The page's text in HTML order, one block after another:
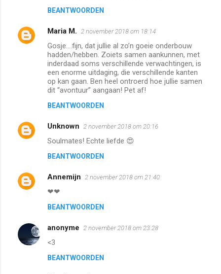
BEANTWOORDEN
Maria M. 2 november 2018 om 18:14
Gosje....fijn, dat jullie al zo’n goeie onderbouw
hadden/hebben. Zoiets samen aankunnen, met
inderdaad soms verschillende verwachtingen, is
een enorme uitdaging, die verschillende kanten
op kan gaan. Ben heel ontroerd hoe jullie samen
dit “avontuur” aangaan! Pet af!
BEANTWOORDEN
Unknown 2 november 2018 om 20:16
Soulmates! Echte liefde 😍
BEANTWOORDEN
Annemijn 2 november 2018 om 21:40
❤❤
BEANTWOORDEN
anonyme 2 november 2018 om 23:28
<3
BEANTWOORDEN